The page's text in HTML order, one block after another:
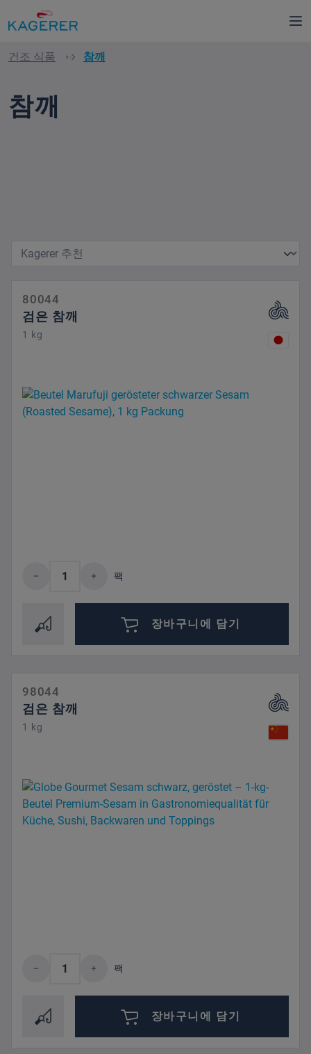
건너뛰기
건조 식품 참깨
참깨
80044
검은 참깨
1 kg
제품 수량: 원하는 값을 입력하거나 버튼
팩
장바구니에 담기
98044
검은 참깨
1 kg
제품 수량: 원하는 값을 입력하거나 버튼
팩
장바구니에 담기